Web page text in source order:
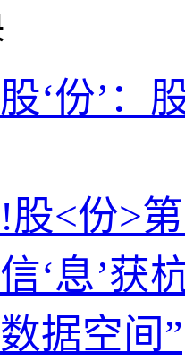
‘份’：
股<份>
‘息’获
据空间”